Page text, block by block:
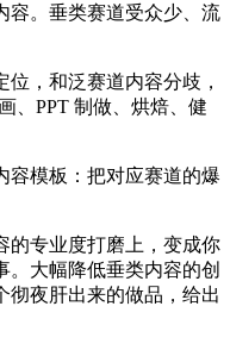
容。垂类赛道受众少、流
，和泛赛道内容分歧，
、PPT 制做、烘焙、健
模板：把对应赛道的爆
专业度打磨上，变成你
大幅降低垂类内容的创
彻夜肝出来的做品，给出